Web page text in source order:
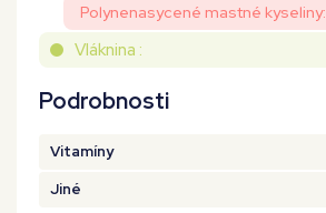
Polynenasycené mastné kyseliny:
Vláknina :
Podrobnosti
Vitamíny
Jiné